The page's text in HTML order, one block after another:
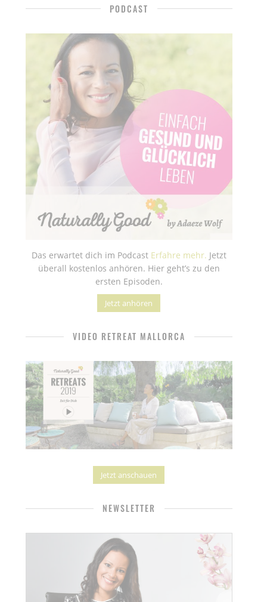
PODCAST
Das erwartet dich im Podcast Erfahre mehr. Jetzt
überall kostenlos anhören. Hier geht’s zu den
ersten Episoden.
Jetzt anhören
VIDEO RETREAT MALLORCA
Jetzt anschauen
NEWSLETTER